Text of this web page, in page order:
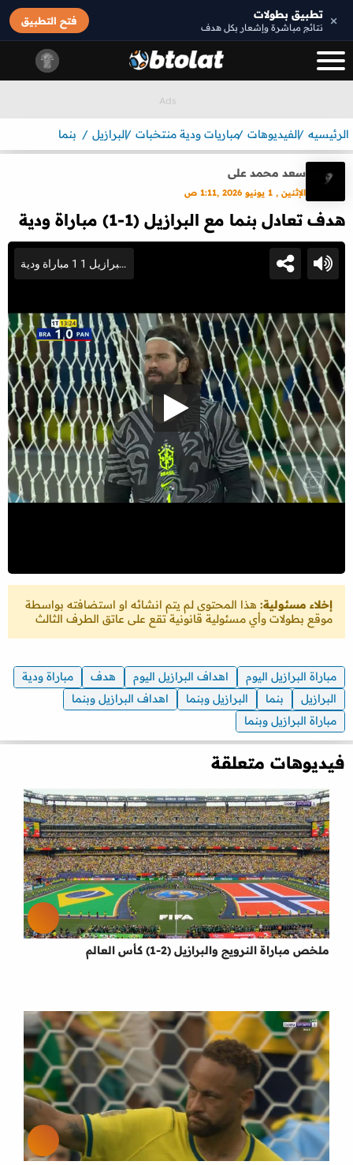
× تطبيق بطولات
نتائج مباشرة وإشعار بكل هدف
فتح التطبيق
الرئيسيه الفيديوهات مباريات ودية منتخبات البرازيل بنما
سعد محمد على
الإثنين , 1 يونيو 2026 ,1:11 ص
هدف تعادل بنما مع البرازيل (1-1) مباراة ودية
إخلاء مسئولية: هذا المحتوى لم يتم انشائه او استضافته بواسطة
موقع بطولات وأي مسئولية قانونية تقع على عاتق الطرف الثالث
مباراة البرازيل اليوم اهداف البرازيل اليوم هدف
مباراة ودية
البرازيل
بنما البرازيل وبنما
اهداف البرازيل وبنما
مباراة البرازيل وبنما
فيديوهات متعلقة
ملخص مباراة النرويج والبرازيل (2-1) كأس العالم